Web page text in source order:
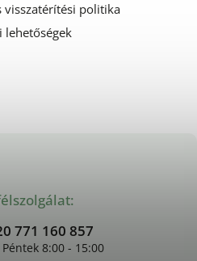
771 160 857
visszatérítési politika
lehetőségek